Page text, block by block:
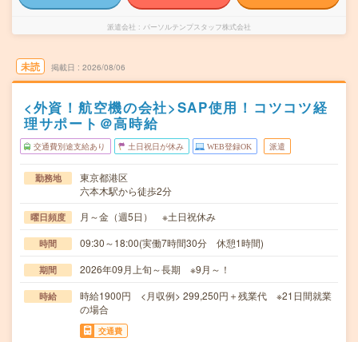
派遣会社 パーソルテンプスタッフ株式会社
未読 掲載日 2026/08/06
<外資！航空機の会社>SAP使用！コツコツ経
理サポート＠高時給
交通費別途支給あり 土日祝日が休み WEB登録OK 派遣
勤務地
東京都港区
六本木駅から徒歩2分
曜日頻度 月～金（週5日） ※土日祝休み
時間 09:30～18:00(実働7時間30分 休憩1時間)
期間 2026年09月上旬～長期 ※9月～！
時給
時給1900円 <月収例> 299,250円＋残業代 ※21日間就業
の場合
交通費